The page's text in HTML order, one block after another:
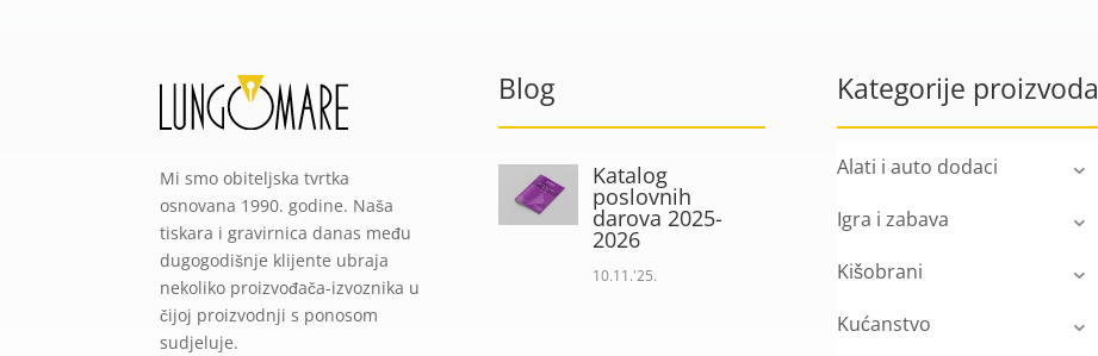
Mi smo obiteljska tvrtka
osnovana 1990. godine. Naša
tiskara i gravirnica danas među
dugogodišnje klijente ubraja
nekoliko proizvođača-izvoznika u
čijoj proizvodnji s ponosom
sudjeluje.
Blog
Katalog
poslovnih
darova 2025-
2026
10.11.'25.
Kategorije proizvoda
Alati i auto dodaci
Igra i zabava
Kišobrani
Kućanstvo